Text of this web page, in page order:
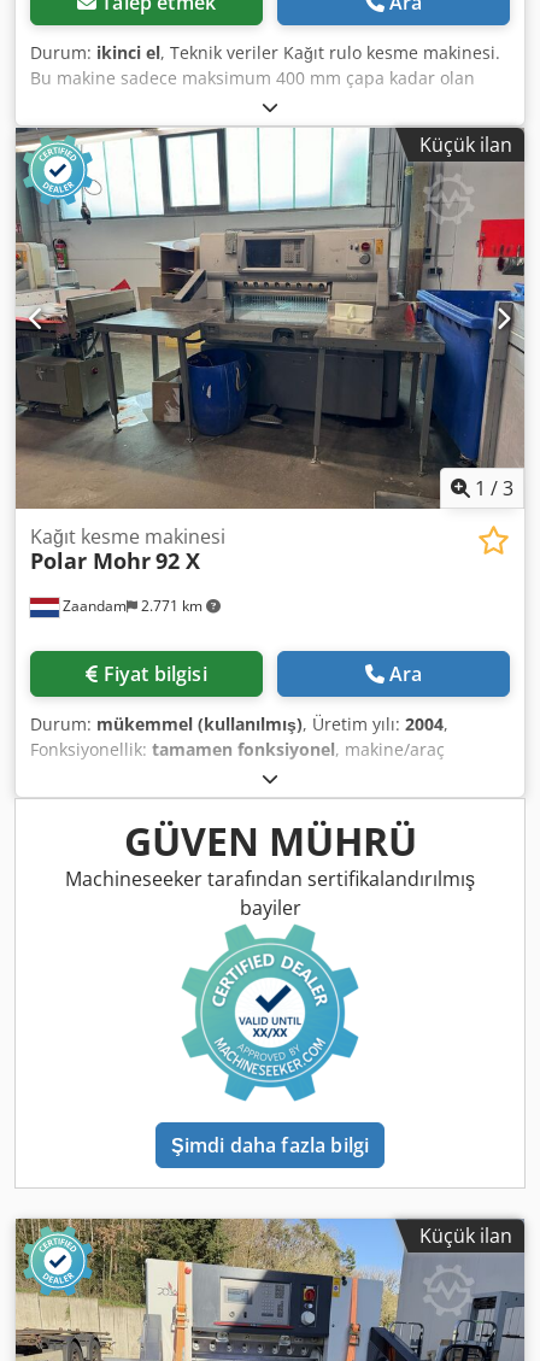
Durum: ikinci el, Teknik veriler Kağıt rulo kesme makinesi.
Bu makine sadece maksimum 400 mm çapa kadar olan
küçük artık rulolar için, bu artık ruloları otomatik olarak
açmak ve kağıdı şeritler halinde keserek balyalara daha iyi
preslenmesini sağlamak amacıyla kullanılabilir. Üretici
bilinmiyor Türü bilinmiyor Yapım yılı bilinmiyor Rulolar için
besleme tablası boyutları: Rulo tutucunun iç genişliği 2,195
mm Rulo tutucunun iç yüksekliği 465 mm Besleme
tablasının genel taşıma boyutları: Djdpfx Ageu Tg Spepskr
2.650 x 1.300 x 2.150 mm (G x Y x D) Makaralı kesici
boyutları: Kesme milinin iç genişliği 2,250 mm Rulo
kesicinin genel taşıma boyutları: 3.050 x 1.550 x 550 mm (G
x Y x D) Açıklamalar: Daha fazla veri veya belge mevcut
değildir. Görüntüleme randevu ile mümkündür. Teknik
detaylar veya herhangi bir hata için sorumluluk kabul
etmiyoruz.
Küçük ilan
1 /3
Zaandam 2.771 km
Kağıt kesme makinesi
Polar Mohr92 X
Fiyat bilgisi Ara
Durum: mükemmel (kullanılmış), Üretim yılı: 2004,
Fonksiyonellik: tamamen fonksiyonel, makine/araç
, Boyut 92 cm, Program, Yedek bıçak,
büyük yan sehpalar Dksdpfx Ajwnqwcegper Makine no:
GÜVEN MÜHRÜ
Machineseeker tarafından sertifikalandırılmış
bayiler
Şimdi daha fazla bilgi
Küçük ilan